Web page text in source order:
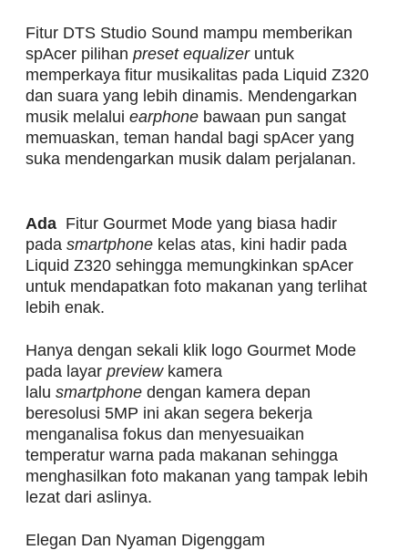
Fitur DTS Studio Sound mampu memberikan
spAcer pilihan preset equalizeruntuk
memperkaya fitur musikalitas pada Liquid Z320
dan suara yang lebih dinamis. Mendengarkan
musik melalui earphonebawaan pun sangat
memuaskan, teman handal bagi spAcer yang
suka mendengarkan musik dalam perjalanan.
Ada Fitur Gourmet Mode yang biasa hadir
pada smartphone kelas atas, kini hadir pada
Liquid Z320 sehingga memungkinkan spAcer
untuk mendapatkan foto makanan yang terlihat
lebih enak.
Hanya dengan sekali klik logo Gourmet Mode
pada layar previewkamera
lalu smartphonedengan kamera depan
beresolusi 5MP ini akan segera bekerja
menganalisa fokus dan menyesuaikan
temperatur warna pada makanan sehingga
menghasilkan foto makanan yang tampak lebih
lezat dari aslinya.
Elegan Dan Nyaman Digenggam